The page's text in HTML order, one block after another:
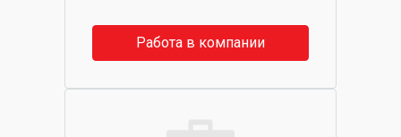
Работа в компании